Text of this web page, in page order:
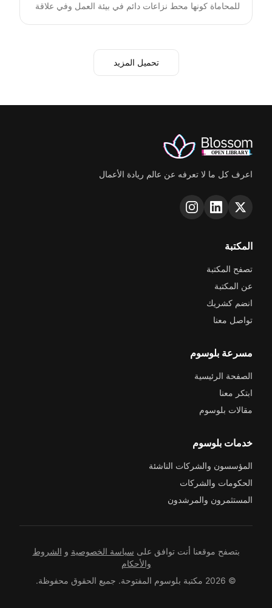
للمحاماة كونها محط نزاعات دائم في بيئة العمل وفي علاقة
السعوديين وغير السعوديين، مغطية لتفاصيل مثل ساعات
العمل، سياسات الإجازات، والالتزامات المترتبة على العامل
وصاحب العمل. كما يجب أن تتأكد من الامتثال لنظام العمل
تتعلق بالسرية، وعدم المنافسة، وكيفيات إنهاء الخدمة. هذا
تحميل المزيد
اعرف كل ما لا تعرفه عن عالم ريادة الأعمال
المكتبة
تصفح المكتبة
عن المكتبة
انضم كشريك
تواصل معنا
مسرعة بلوسوم
الصفحة الرئيسية
ابتكر معنا
مقالات بلوسوم
خدمات بلوسوم
المؤسسون والشركات الناشئة
الحكومات والشركات
المستثمرون والمرشدون
بتصفح موقعنا أنت توافق على سياسة الخصوصية و الشروط
والأحكام
© 2026 مكتبة بلوسوم المفتوحة. جميع الحقوق محفوظة.